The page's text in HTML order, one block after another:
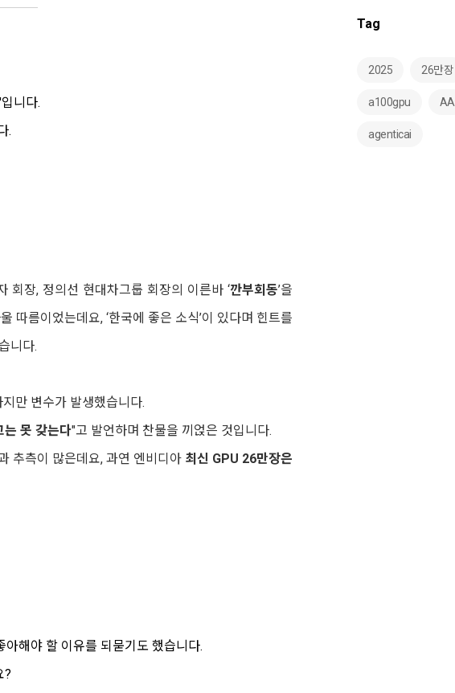
'입니다.
.
회장, 정의선 현대차그룹 회장의 이른바 ‘깐부회동’을
따름이었는데요, ‘한국에 좋은 소식’이 있다며 힌트를
니다.
만 변수가 발생했습니다.
는 못 갖는다"고 발언하며 찬물을 끼얹은 것입니다.
추측이 많은데요, 과연 엔비디아 최신 GPU 26만장은
아해야 할 이유를 되묻기도 했습니다.
?
Tag
2025 26만장
a100gpu AA
agenticai